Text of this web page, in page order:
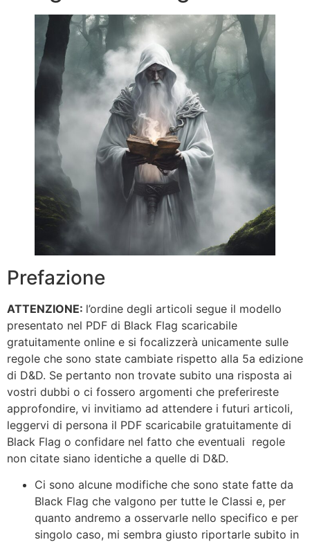
Prefazione
ATTENZIONE: l’ordine degli articoli segue il modello
presentato nel PDF di Black Flag scaricabile
gratuitamente online e si focalizzerà unicamente sulle
regole che sono state cambiate rispetto alla 5a edizione
di D&D. Se pertanto non trovate subito una risposta ai
vostri dubbi o ci fossero argomenti che preferireste
approfondire, vi invitiamo ad attendere i futuri articoli,
leggervi di persona il PDF scaricabile gratuitamente di
Black Flag o confidare nel fatto che eventuali regole
non citate siano identiche a quelle di D&D.
Ci sono alcune modifiche che sono state fatte da
Black Flag che valgono per tutte le Classi e, per
quanto andremo a osservarle nello specifico e per
singolo caso, mi sembra giusto riportarle subito in